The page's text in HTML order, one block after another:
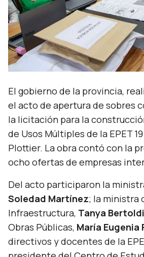
El gobierno de la provincia,
el acto de apertura de sobres
la licitación para la
de Usos Múltiples de la EPET
Plottier. La obra contó con la
ocho ofertas de empresas
Del acto participaron la
Soledad Martínez; la ministra
Infraestructura, Tanya Bertoldi
Obras Públicas, María Eugenia
directivos y docentes de la